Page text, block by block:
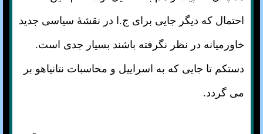
احتمال که دیگر جایی برای ج.ا در نقشهٔ سیاسی جدید
خاورمیانه در نظر نگرفته باشند بسیار جدی است.
دستکم تا جایی که به اسراییل و محاسبات نتانیاهو بر
می گردد.